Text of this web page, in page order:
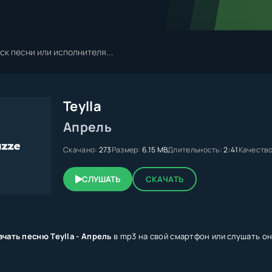
Teylla
Апрель
Скачано: 273Размер: 6.15 MBДлительность:2:41
СЛУШАТЬ СКАЧАТЬ
песню Teylla - Апрель в mp3 на свой смартфон или слушать